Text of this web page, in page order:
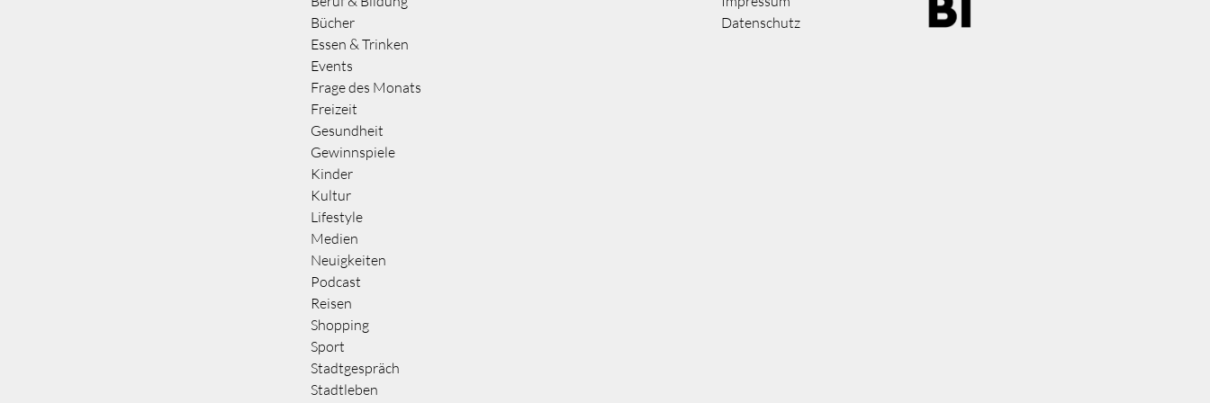
Bücher
Essen & Trinken
Events
Frage des Monats
Freizeit
Gesundheit
Gewinnspiele
Kinder
Kultur
Lifestyle
Medien
Neuigkeiten
Podcast
Reisen
Shopping
Sport
Stadtgespräch
Stadtleben
Datenschutz